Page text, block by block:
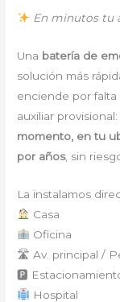
En minutos tu
Una batería de
solución más
enciende por
auxiliar provisional:
momento, en tu
por años, sin
La instalamos
Casa
Oficina
🛣 Av. principal /
🅿
Hospital